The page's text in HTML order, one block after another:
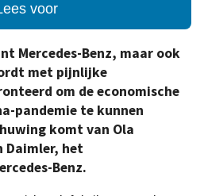
voor
Mercedes-Benz, maar ook
met pijnlijke
om de economische
pandemie te kunnen
komt van Ola
Daimler, het
Benz.